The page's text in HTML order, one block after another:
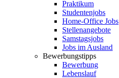
Praktikum
Studentenjobs
Home-Office Jobs
Stellenangebote
Samstagsjobs
Jobs im Ausland
Bewerbungstipps
Bewerbung
Lebenslauf